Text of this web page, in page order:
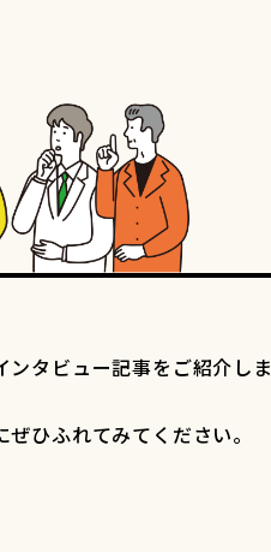
ンタビュー記事をご紹介しま
ひふれてみてください。